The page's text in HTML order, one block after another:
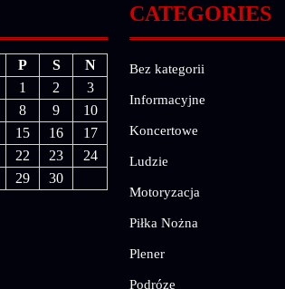
P S
N
1
2
3
8 9
10
15 16
17
22 23
24
29 30
CATEGORIES
Bez kategorii
Informacyjne
Koncertowe
Ludzie
Motoryzacja
Piłka Nożna
Plener
Podróze